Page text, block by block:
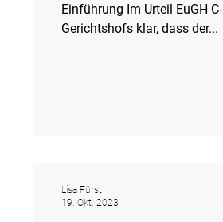
Tierschutzrecht Umwelthaftung
Einführung Im Urteil EuGH
Gerichtshofs klar, dass der...
Lisa Fürst
19. Okt. 2023